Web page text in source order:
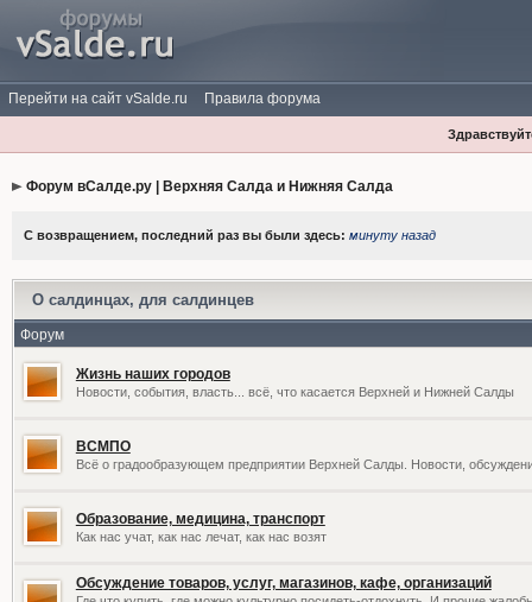
Перейти на сайт vSalde.ru Правила форума
Форум вСалде.ру | Верхняя Салда и Нижняя Салда
С возвращением, последний раз вы были здесь: минуту назад
О салдинцах, для салдинцев
Форум
Жизнь наших городов
Новости, события, власть... всё, что касается Верхней и Нижней Салды
ВСМПО
Всё о градообразующем предприятии Верхней Салды. Новости,
Образование, медицина, транспорт
Как нас учат, как нас лечат, как нас возят
Обсуждение товаров, услуг, магазинов, кафе, организаций